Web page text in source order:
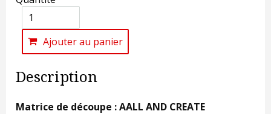
Ajouter au panier
Description
Matrice de découpe : AALL AND CREATE